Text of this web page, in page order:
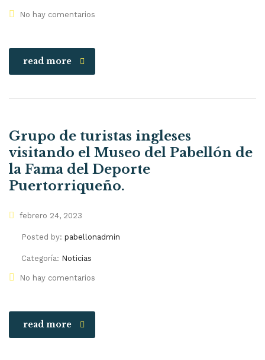
No hay comentarios
read more
Grupo de turistas ingleses
visitando el Museo del Pabellón de
la Fama del Deporte
Puertorriqueño.
febrero 24, 2023
Posted by: pabellonadmin
Categoría: Noticias
No hay comentarios
read more